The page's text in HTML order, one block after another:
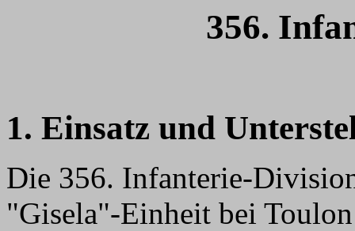
356.
1. Einsatz und
Die 356. Infanterie-
"Gisela"-Einheit bei